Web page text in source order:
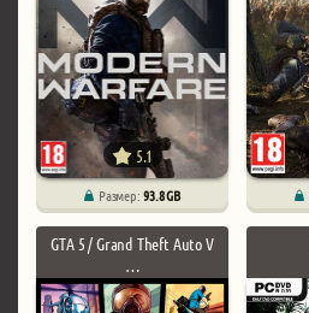
5.1
Размер:93.8 GB
GTA 5 / Grand Theft Auto V
…